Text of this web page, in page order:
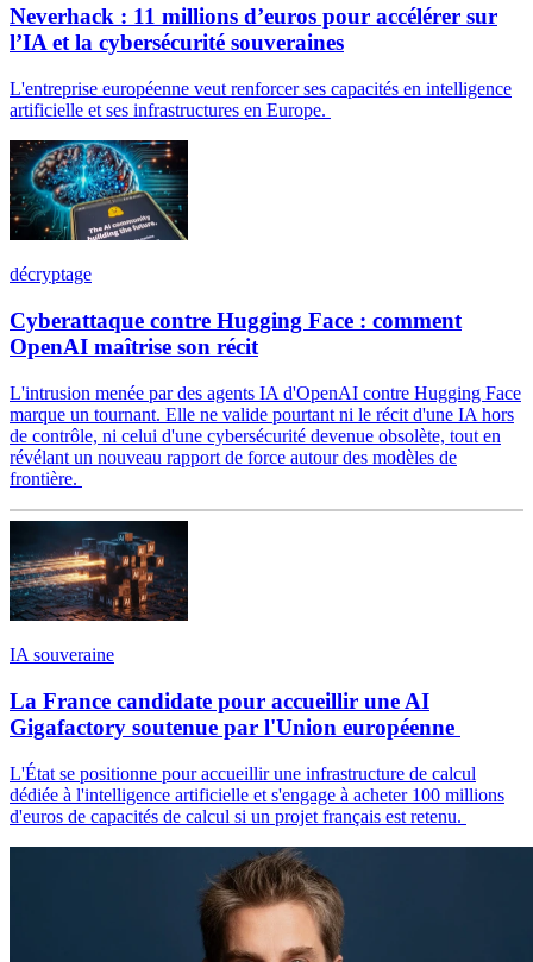
Neverhack : 11 millions d’euros pour accélérer sur
l’IA et la cybersécurité souveraines
L'entreprise européenne veut renforcer ses capacités en intelligence
artificielle et ses infrastructures en Europe.
décryptage
Cyberattaque contre Hugging Face : comment
OpenAI maîtrise son récit
L'intrusion menée par des agents IA d'OpenAI contre Hugging Face
marque un tournant. Elle ne valide pourtant ni le récit d'une IA hors
de contrôle, ni celui d'une cybersécurité devenue obsolète, tout en
révélant un nouveau rapport de force autour des modèles de
frontière.
IA souveraine
La France candidate pour accueillir une AI
Gigafactory soutenue par l'Union européenne
L'État se positionne pour accueillir une infrastructure de calcul
dédiée à l'intelligence artificielle et s'engage à acheter 100 millions
d'euros de capacités de calcul si un projet français est retenu.